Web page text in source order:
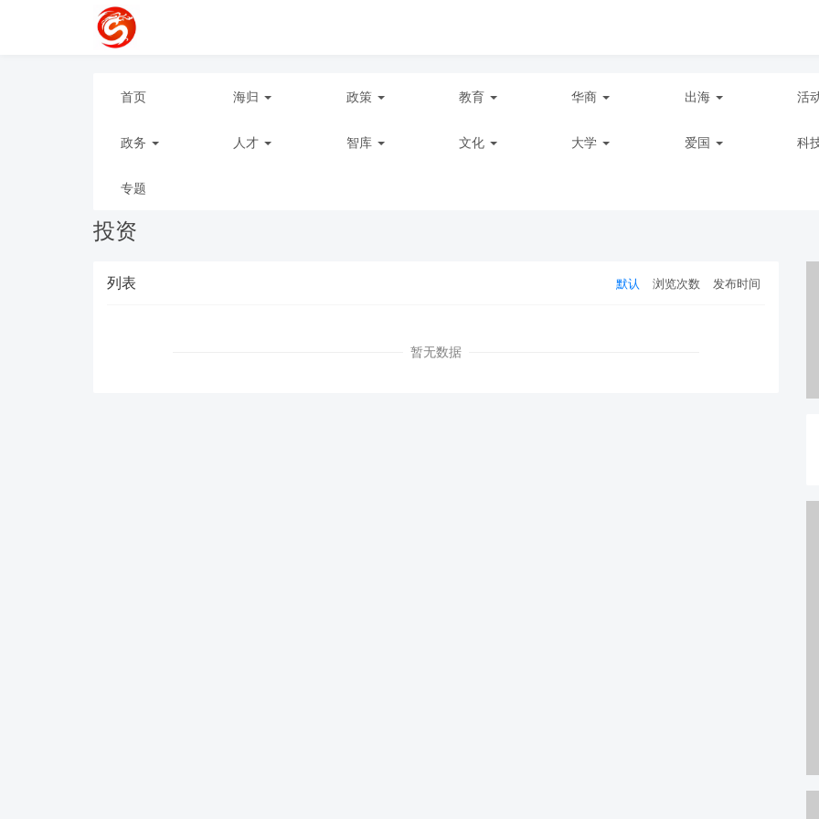
首页 海归 政策 教育 华商 出海 活
政务 人才 智库 文化 大学 爱国 科
专题
投资
列表 默认 浏览次数 发布时间
暂无数据